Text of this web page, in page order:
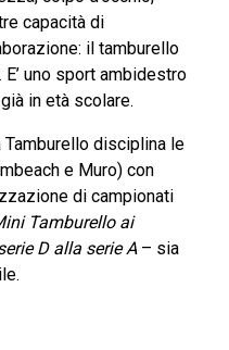
capacità di
il tamburello
uno sport ambidestro
in età scolare.
disciplina le
e Muro) con
di campionati
Tamburello ai
D alla serie A– sia